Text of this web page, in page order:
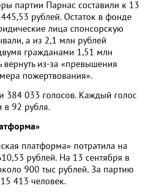
партии Парнас составили к 13
рублей. Остаток в фонде
лица спонсорскую
а из 2,1 млн рублей
гражданами 1,51 млн
из-за «превышения
пожертвования».
384 033 голосов. Каждый голос
в 92 рубля.
платформа» потратила на
рублей. На 13 сентября в
900 тыс рублей. За партию
413 человек.